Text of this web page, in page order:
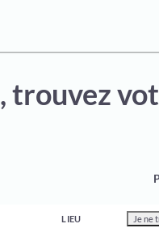
trouvez
LIEU Je ne